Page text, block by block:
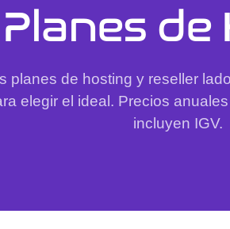
de
planes de hosting y reseller
elegir el ideal. Precios
incluyen IGV.